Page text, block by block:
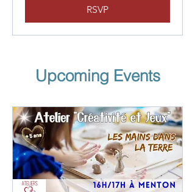
RSVP
Upcoming Events